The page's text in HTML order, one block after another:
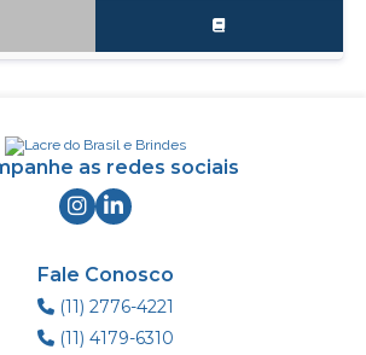
as redes sociais
Fale Conosco
(11) 2776-4221
(11) 4179-6310